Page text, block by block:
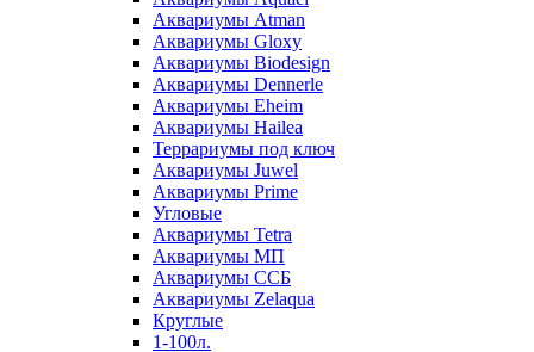
Аквариумы Atman
Аквариумы Gloxy
Аквариумы Biodesign
Аквариумы Dennerle
Аквариумы Eheim
Аквариумы Hailea
Террариумы под ключ
Аквариумы Juwel
Аквариумы Prime
Угловые
Аквариумы Tetra
Аквариумы МП
Аквариумы ССБ
Аквариумы Zelaqua
Круглые
1-100л.